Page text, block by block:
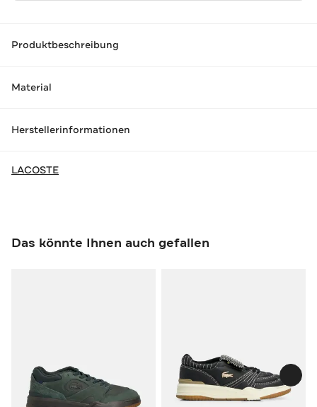
Produktbeschreibung
Material
Herstellerinformationen
LACOSTE
Das könnte Ihnen auch gefallen